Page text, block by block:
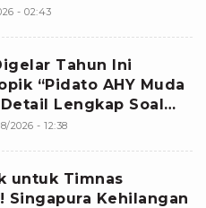
- 02:43
Tahun Ini
“Pidato AHY Muda
Lengkap Soal
2026 - 12:38
untuk Timnas
Singapura Kehilangan